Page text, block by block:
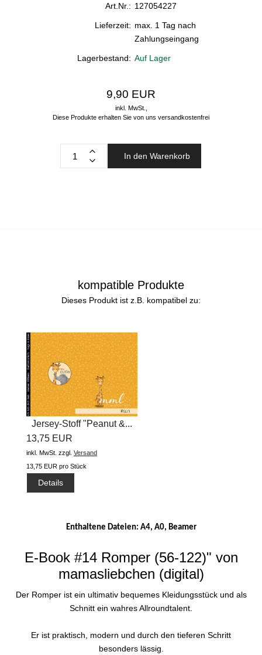
Art.Nr.: 127054227
Lieferzeit: max. 1 Tag nach
Zahlungseingang
Lagerbestand: Auf Lager
9,90 EUR
inkl. MwSt.,
Diese Produkte erhalten Sie von uns versandkostenfrei
In den Warenkorb
kompatible Produkte
Dieses Produkt ist z.B. kompatibel zu:
Jersey-Stoff "Peanut &...
13,75 EUR
inkl. MwSt. zzgl. Versand
13,75 EUR pro Stück
Details
Enthaltene Dateien: A4, A0, Beamer
E-Book #14 Romper (56-122)" von
mamasliebchen (digital)
Der Romper ist ein ultimativ bequemes Kleidungsstück und als
Schnitt ein wahres Allroundtalent.
Er ist praktisch, modern und durch den tieferen Schritt
besonders lässig.